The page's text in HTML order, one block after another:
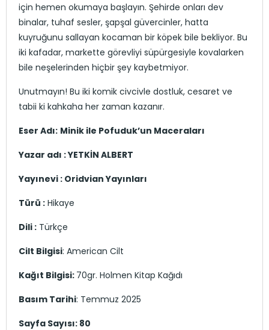
için hemen okumaya başlayın. Şehirde onları dev
binalar, tuhaf sesler, şapşal güvercinler, hatta
kuyruğunu sallayan kocaman bir köpek bile bekliyor. Bu
iki kafadar, markette görevliyi süpürgesiyle kovalarken
bile neşelerinden hiçbir şey kaybetmiyor.
Unutmayın! Bu iki komik civcivle dostluk, cesaret ve
tabii ki kahkaha her zaman kazanır.
Eser Adı: Minik ile Pofuduk’un Maceraları
Yazar adı :YETKİN ALBERT
Yayınevi : Oridvian Yayınları
Türü : Hikaye
Dili : Türkçe
Cilt Bilgisi: American Cilt
Kağıt Bilgisi: 70gr. Holmen Kitap Kağıdı
Basım Tarihi: Temmuz 2025
Sayfa Sayısı: 80